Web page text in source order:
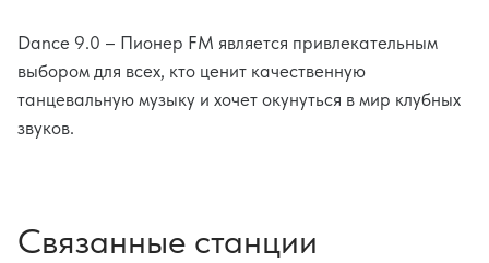
Dance 9.0 – Пионер FM является привлекательным
выбором для всех, кто ценит качественную
танцевальную музыку и хочет окунуться в мир клубных
звуков.
Связанные станции